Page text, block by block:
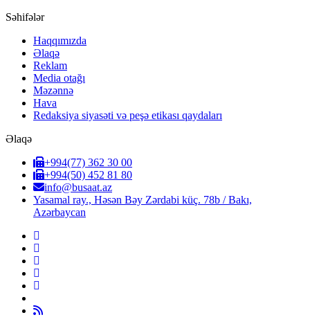
Səhifələr
Haqqımızda
Əlaqə
Reklam
Media otağı
Məzənnə
Hava
Redaksiya siyasəti və peşə etikası qaydaları
Əlaqə
+994(77) 362 30 00
+994(50) 452 81 80
info@busaat.az
Yasamal ray., Həsən Bəy Zərdabi küç. 78b / Bakı,
Azərbaycan